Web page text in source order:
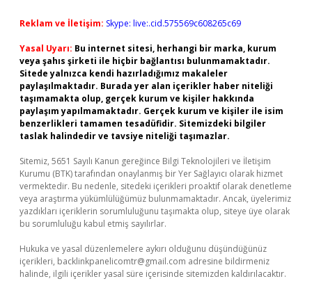
Reklam ve İletişim: Skype: live:.cid.575569c608265c69
Yasal Uyarı: Bu internet sitesi, herhangi bir marka, kurum
veya şahıs şirketi ile hiçbir bağlantısı bulunmamaktadır.
Sitede yalnızca kendi hazırladığımız makaleler
paylaşılmaktadır. Burada yer alan içerikler haber niteliği
taşımamakta olup, gerçek kurum ve kişiler hakkında
paylaşım yapılmamaktadır. Gerçek kurum ve kişiler ile isim
benzerlikleri tamamen tesadüfidir. Sitemizdeki bilgiler
taslak halindedir ve tavsiye niteliği taşımazlar.
Sitemiz, 5651 Sayılı Kanun gereğince Bilgi Teknolojileri ve İletişim
Kurumu (BTK) tarafından onaylanmış bir Yer Sağlayıcı olarak hizmet
vermektedir. Bu nedenle, sitedeki içerikleri proaktif olarak denetleme
veya araştırma yükümlülüğümüz bulunmamaktadır. Ancak, üyelerimiz
yazdıkları içeriklerin sorumluluğunu taşımakta olup, siteye üye olarak
bu sorumluluğu kabul etmiş sayılırlar.
Hukuka ve yasal düzenlemelere aykırı olduğunu düşündüğünüz
içerikleri, backlinkpanelicomtr@gmail.com adresine bildirmeniz
halinde, ilgili içerikler yasal süre içerisinde sitemizden kaldırılacaktır.